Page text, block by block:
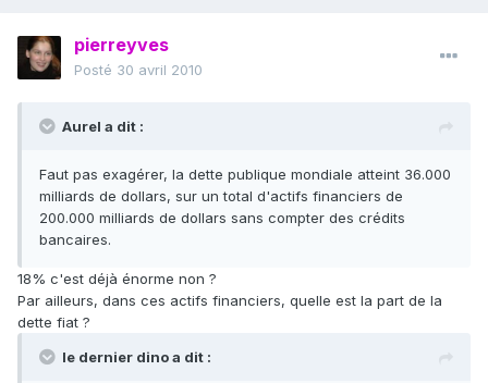
pierreyves
Posté 30 avril 2010
Aurel a dit :
Faut pas exagérer, la dette publique mondiale atteint 36.000
milliards de dollars, sur un total d'actifs financiers de
200.000 milliards de dollars sans compter des crédits
bancaires.
18% c'est déjà énorme non ?
Par ailleurs, dans ces actifs financiers, quelle est la part de la
dette fiat ?
le dernier dino a dit :